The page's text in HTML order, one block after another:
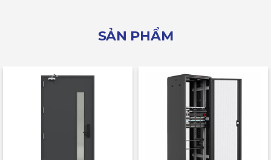
SẢN PHẨM